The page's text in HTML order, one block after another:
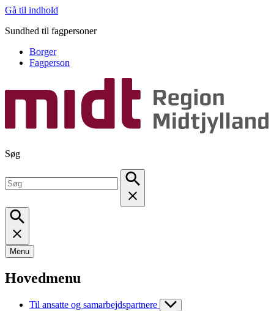
Gå til indhold
Sundhed til fagpersoner
Borger
Fagperson
Søg
Menu
Hovedmenu
Til ansatte og samarbejdspartnere